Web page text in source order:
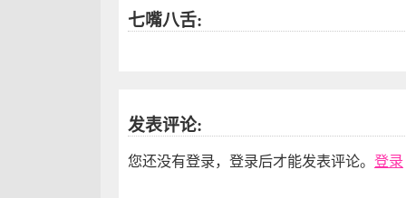
七嘴八舌:
发表评论:
您还没有登录，登录后才能发表评论。 登录